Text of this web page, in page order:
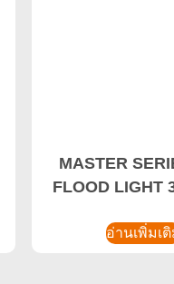
MASTER
FLOOD LIGHT
กําลังสูง
อ่านเพิ่มเ